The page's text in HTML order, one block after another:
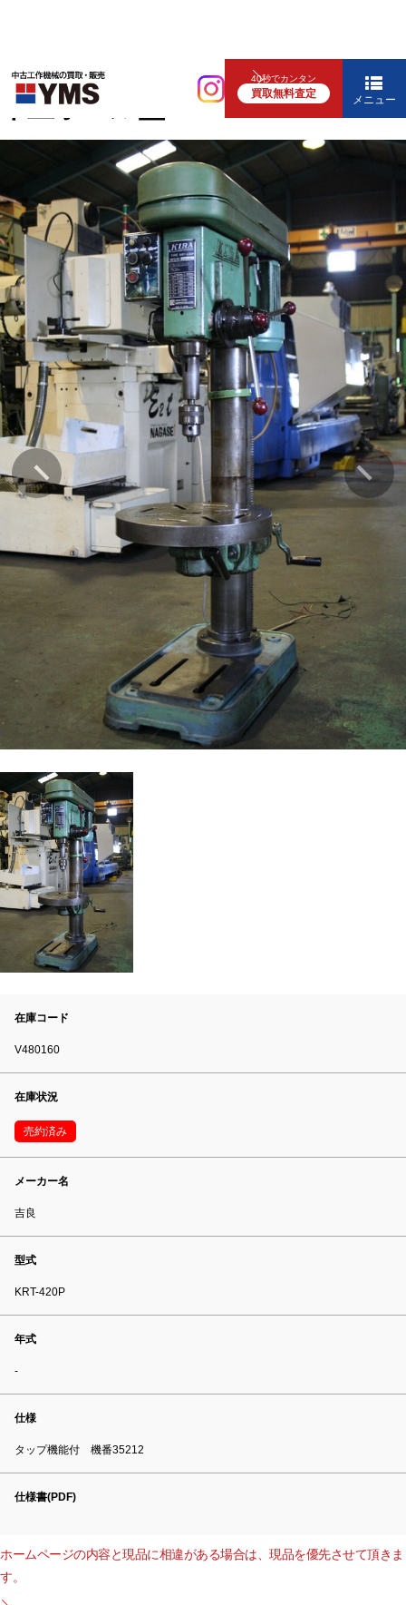
40秒でカンタン
買取無料査定 メニュー
中ぐり・ボール盤
卓上ボール盤
在庫コード
V480160
在庫状況
売約済み
メーカー名
吉良
型式
KRT-420P
年式
-
仕様
タップ機能付 機番35212
仕様書(PDF)
ホームページの内容と現品に相違がある場合は、現品を優先させて頂きま
す。